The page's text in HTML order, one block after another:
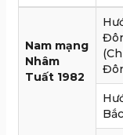
Nam mạng
Nhâm
Tuất 1982
Bắc